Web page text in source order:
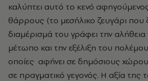
καλύπτει αυτό το κενό
θάρρους (το μεσήλικο ζευγάρι που
διαμέρισμά του γράφει την
μέτωπο και την εξέλιξη του
οποίες αφήνει σε δημόσιους
σε πραγματικό γεγονός. Η αξία της